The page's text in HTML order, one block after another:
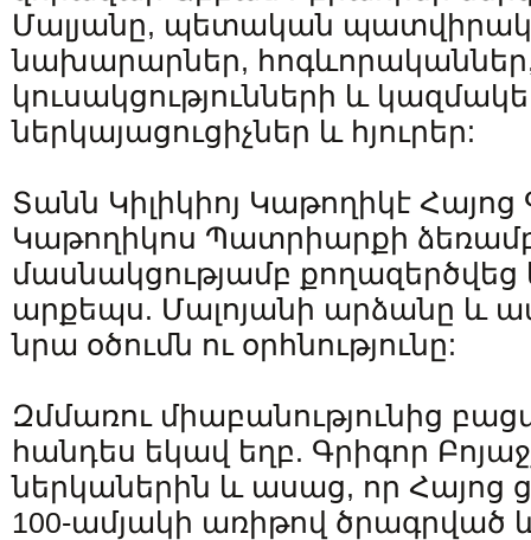
Մալյանը, պետական
նախարարներ, հոգևորականներ,
կուսակցությունների և
ներկայացուցիչներ և հյուրեր:
Տանն Կիլիկիոյ Կաթողիկէ
Կաթողիկոս Պատրիարքի
մասնակցությամբ
արքեպս. Մալոյանի արձանը և
նրա օծումն ու օրհնությունը:
Զմմառու միաբանությունից
հանդես եկավ եղբ. Գրիգոր
ներկաներին և ասաց, որ Հայոց
100-ամյակի առիթով ծրագրված